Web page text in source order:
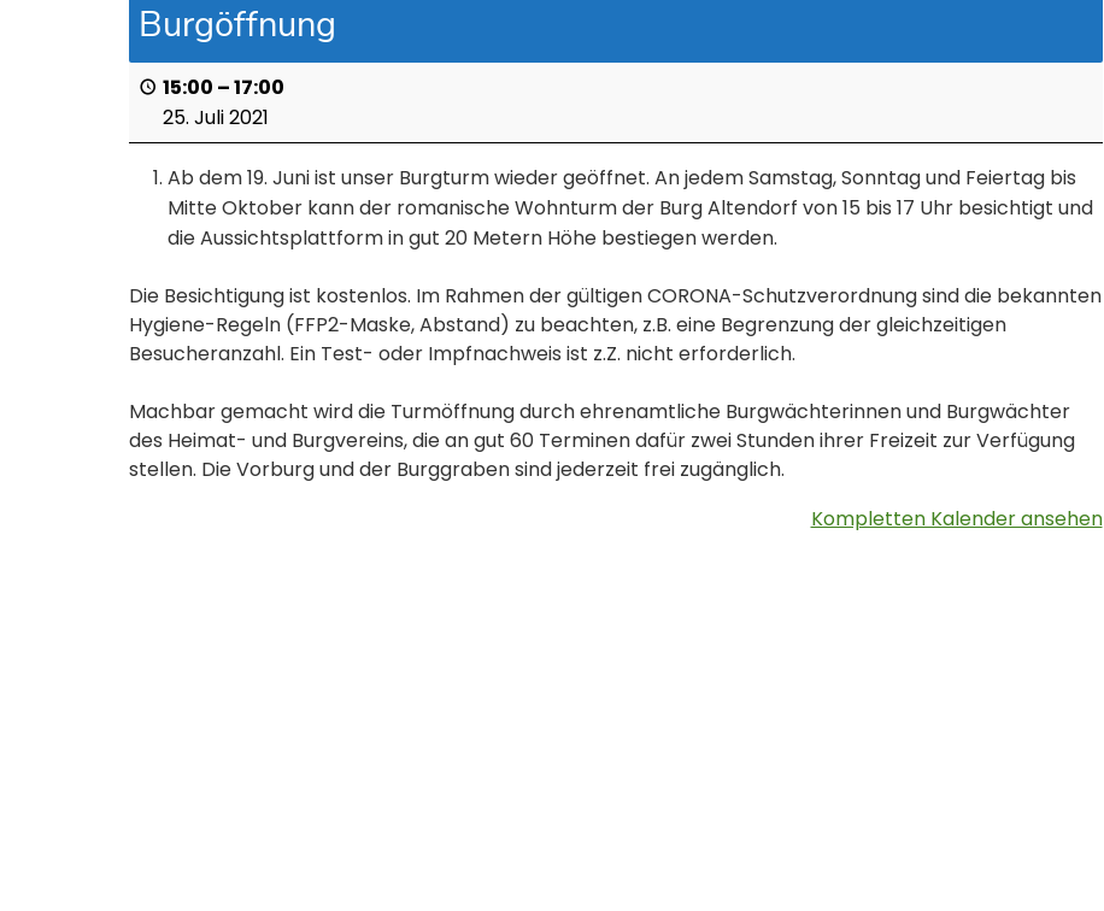
Burgöffnung
15:00 –17:00
25. Juli 2021
Ab dem 19. Juni ist unser Burgturm wieder geöffnet. An jedem Samstag, Sonntag und Feiertag bis
Mitte Oktober kann der romanische Wohnturm der Burg Altendorf von 15 bis 17 Uhr besichtigt und
die Aussichtsplattform in gut 20 Metern Höhe bestiegen werden.
Die Besichtigung ist kostenlos. Im Rahmen der gültigen CORONA-Schutzverordnung sind die bekannten
Hygiene-Regeln (FFP2-Maske, Abstand) zu beachten, z.B. eine Begrenzung der gleichzeitigen
Besucheranzahl. Ein Test- oder Impfnachweis ist z.Z. nicht erforderlich.
Machbar gemacht wird die Turmöffnung durch ehrenamtliche Burgwächterinnen und Burgwächter
des Heimat- und Burgvereins, die an gut 60 Terminen dafür zwei Stunden ihrer Freizeit zur Verfügung
stellen. Die Vorburg und der Burggraben sind jederzeit frei zugänglich.
Kompletten Kalender ansehen